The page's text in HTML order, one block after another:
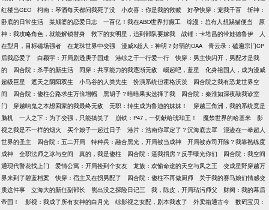
红楼当CEO
柯南：琴酒每天都问我死了没 小欢喜：你是我的救赎 好孕快穿：宠我千百
斩神：
卧底的日常生活
某颠婆的恋爱日志 一百亿！我在ABO世界打癫工 综漫：总有人想踢猫便当
原
神：我攻略角色，就能解锁替身
救下的女明星，追到部队要嫁我 战锤：卡塔昌的带娃德鲁伊
人
在型月，目标磁场强者
在龙珠世界中变强 漫威X超人：神明？好弱的OAA
青云录：磕遍宗门CP
后我恋爱了
白颖宇：开局剧透庚子国难 港综之干一行爱一行
快穿：男主快闪开，男配才是我
的
四合院：杀手的新生活 同穿：共享能力的我逐渐无敌 崛起吧，蓝星
化身祖国人，成为漫威
超级巨星
遮天之阴阳双生 小马谷的人类先生 扮演系统但霍格沃茨
四合院之我有恐龙世界空
间
四合院：傻柱公路求生万倍增幅 黑胡子？暗暗果实选择了我
四合院：秦淮如深夜敲我诊室
门
穿越响鬼之本想回家的我最终无敌 无职：转生成为鲁迪的妹妹！
穿越三角洲，我的系统竟是
脑机
一人之下：为了变强，只能搞笑了 崩铁：P47，一切献给琥珀王！ 魔禁世界的哈基米
影
视之我是不一样的烟火
买个娘子一起过日子 港片：浩南你罩定了？沉海底去罩
混迹在一拳超人
世界的圣主
四合院：五二开局 特种兵：融合黑光，开局被当成神
开局被赤司开除？我靠熟练度
成神
全职法师之冰与空间 真的，我是傻柱 四合院：逼我捐房？反手曝光你们
四合院：我空间
通现代警花找上门
爱情公寓：开局捡到个女友 龙族：欢愉命途的天空与风之王
变成星野穿越万
界来到了碧蓝档案
快穿：宿主又在拐男配了 四合院：傻柱不再做厨师
关于我的赛马娘们情感变
质这件事
立海大的新任副部长 熊出没之探险日记三 我，陈皮，开局玷污师父
财阀：我的幕后
帝国！
影视：我成了所有女神的白月光 综影视之女配，剧本我改了 外卖箱通古今
数码宝贝：